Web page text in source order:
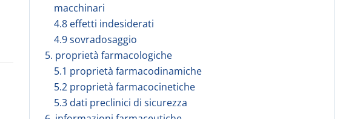
macchinari
4.8 effetti indesiderati
4.9 sovradosaggio
5. proprietà farmacologiche
5.1 proprietà farmacodinamiche
5.2 proprietà farmacocinetiche
5.3 dati preclinici di sicurezza